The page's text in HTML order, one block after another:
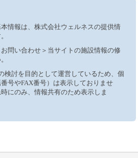
情報は、株式会社ウェルネスの提供情
問い合わせ＞当サイトの施設情報の修
検討を目的として運営しているため、個
号やFAX番号）は表示しておりませ
にのみ、情報共有のため表示しま